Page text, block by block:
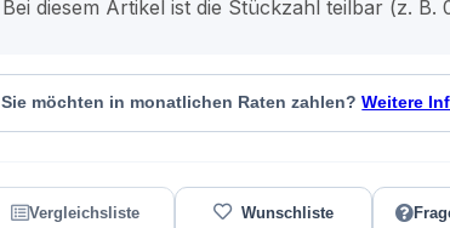
Bei diesem Artikel ist die Stückzahl teilbar (z. B.
Sie möchten in monatlichen Raten zahlen?Weitere